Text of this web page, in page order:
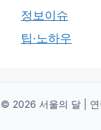
정보이슈
팁·노하우
© 2026 서울의 달 | 연